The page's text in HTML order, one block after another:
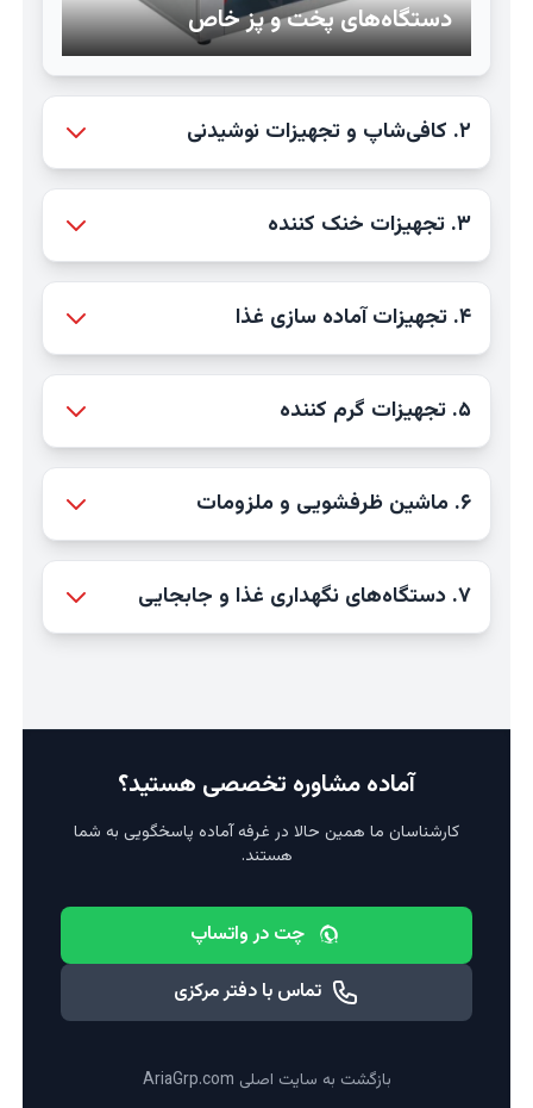
دستگاه‌های پخت و پز خاص
۲. کافی‌شاپ و تجهیزات نوشیدنی
۳. تجهیزات خنک کننده
۴. تجهیزات آماده سازی غذا
۵. تجهیزات گرم کننده
۶. ماشین ظرفشویی و ملزومات
۷. دستگاه‌های نگهداری غذا و جابجایی
آماده مشاوره تخصصی هستید؟
کارشناسان ما همین حالا در غرفه آماده پاسخگویی به شما
هستند.
چت در واتساپ
تماس با دفتر مرکزی
بازگشت به سایت اصلی AriaGrp.com